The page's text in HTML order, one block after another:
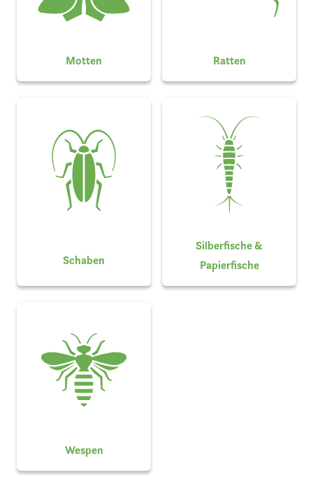
Motten Ratten
Schaben
Silberfische &
Papierfische
Wespen